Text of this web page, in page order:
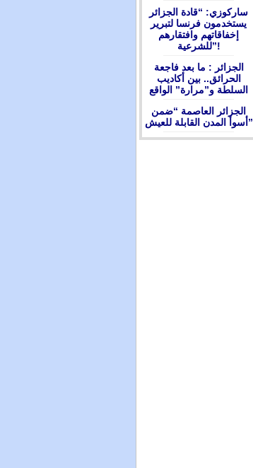
ساركوزي: “قادة الجزائر
يستخدمون فرنسا لتبرير
إخفاقاتهم وافتقارهم
للشرعية”!
الجزائر : ما بعد فاجعة
الحرائق.. بين أكاديب
السلطة و”مرارة” الواقع
الجزائر العاصمة “ضمن
أسوأ المدن القابلة للعيش”